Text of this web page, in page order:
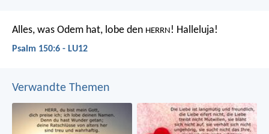
Alles, was Odem hat, lobe den HERRN ! Halleluja!
Psalm 150:6 - LU12
Verwandte Themen